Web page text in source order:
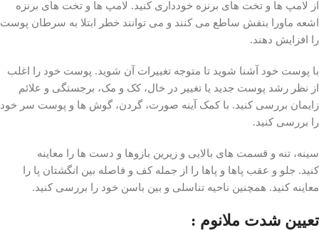
از لامپ ها و تخت های برنزه خودداری کنید. لامپ ها و تخت های برنزه
اشعه ماورا بنفش ساطع می کنند و می توانند خطر ابتلا به سرطان پوست
را افزایش دهند.
با پوست خود آشنا شوید تا متوجه تغییرات آن شوید. پوست خود را اغلب
از نظر رشد پوست جدید یا تغییر در خال، کک و مک، برجستگی و علائم
زایمان بررسی کنید. با کمک آینه صورت، گردن، گوش ها و پوست سر خود
را بررسی کنید.
سینه، تنه و قسمت های بالایی و زیرین بازوها و دست ها را معاینه
کنید. جلو و عقب پاها و پاها را از جمله کف و فاصله بین انگشتان پا را
معاینه کنید. همچنین ناحیه تناسلی و بین باسن خود را بررسی کنید.
تعیین شدت ملانوم :